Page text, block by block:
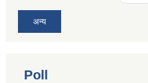
अन्य
Poll